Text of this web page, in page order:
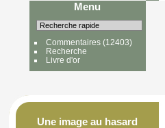
Menu
Commentaires(12403)
Recherche
Livre d'or
Une image au hasard